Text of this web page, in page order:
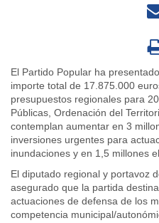
El Partido Popular ha
importe total de 17.875.000
presupuestos regionales para
Públicas, Ordenación del
contemplan aumentar en 3
inversiones urgentes para
inundaciones y en 1,5 millones
El diputado regional y portavoz
asegurado que la partida
actuaciones de defensa de los
competencia municipal/